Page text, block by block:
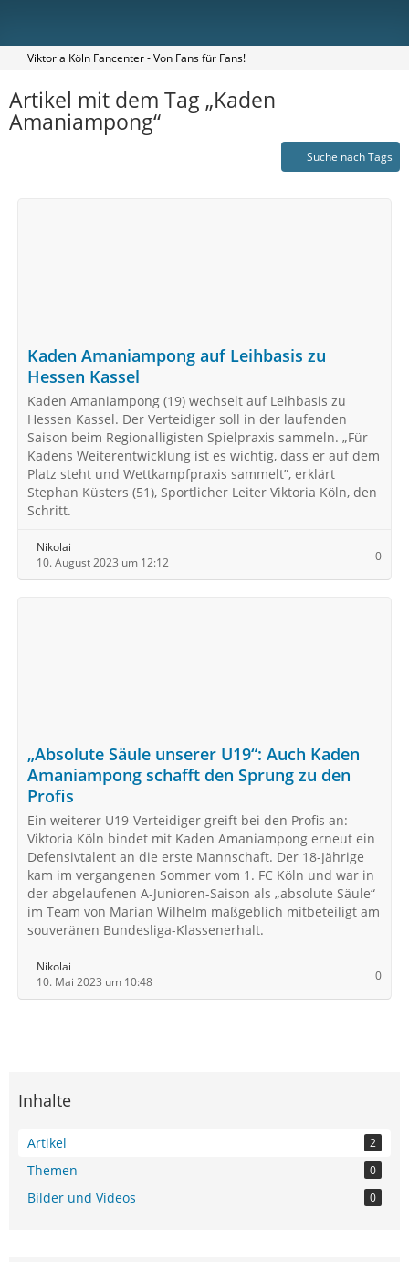
Viktoria Köln Fancenter - Von Fans für Fans!
Artikel mit dem Tag „Kaden
Amaniampong“
Suche nach Tags
Kaden Amaniampong auf Leihbasis zu
Hessen Kassel
Kaden Amaniampong (19) wechselt auf Leihbasis zu
Hessen Kassel. Der Verteidiger soll in der laufenden
Saison beim Regionalligisten Spielpraxis sammeln. „Für
Kadens Weiterentwicklung ist es wichtig, dass er auf dem
Platz steht und Wettkampfpraxis sammelt”, erklärt
Stephan Küsters (51), Sportlicher Leiter Viktoria Köln, den
Schritt.
Nikolai
10. August 2023 um 12:12
0
„Absolute Säule unserer U19“: Auch Kaden
Amaniampong schafft den Sprung zu den
Profis
Ein weiterer U19-Verteidiger greift bei den Profis an:
Viktoria Köln bindet mit Kaden Amaniampong erneut ein
Defensivtalent an die erste Mannschaft. Der 18-Jährige
kam im vergangenen Sommer vom 1. FC Köln und war in
der abgelaufenen A-Junioren-Saison als „absolute Säule“
im Team von Marian Wilhelm maßgeblich mitbeteiligt am
souveränen Bundesliga-Klassenerhalt.
Nikolai
10. Mai 2023 um 10:48
0
Inhalte
Artikel 2
Themen 0
Bilder und Videos 0